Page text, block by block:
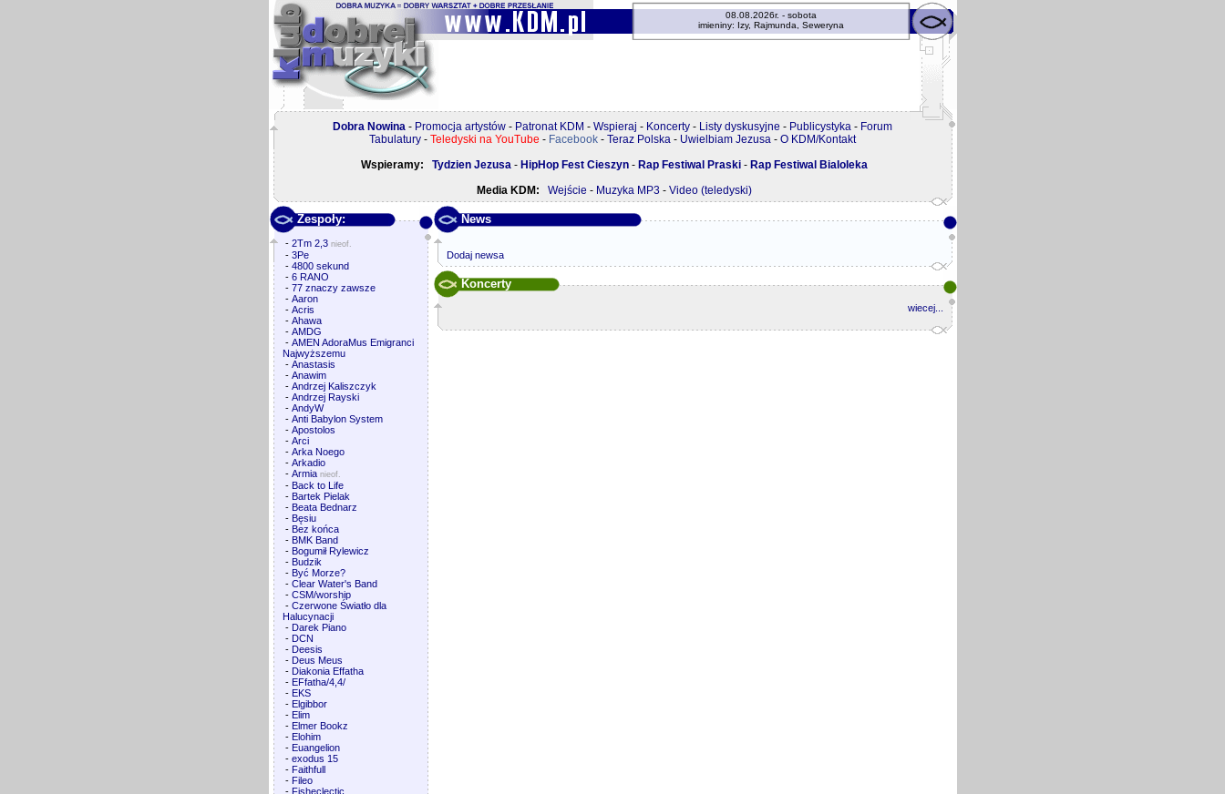
08.08.2026r. - sobota
imieniny: Izy, Rajmunda, Seweryna
Dobra Nowina - Promocja artystów - Patronat KDM - Wspieraj - Koncerty - Listy dyskusyjne - Publicystyka - Forum
Tabulatury - Teledyski na YouTube - Facebook - Teraz Polska - Uwielbiam Jezusa - O KDM/Kontakt
Wspieramy:
Tydzien Jezusa- HipHop Fest Cieszyn- Rap Festiwal Praski- Rap Festiwal Bialoleka
Media KDM:
Wejście - Muzyka MP3 - Video (teledyski)
Zespoły:
- 2Tm 2,3 nieof.
- 3Pe
- 4800 sekund
- 6 RANO
- 77 znaczy zawsze
- Aaron
- Acris
- Ahawa
- AMDG
- AMEN AdoraMus Emigranci
Najwyższemu
- Anastasis
- Anawim
- Andrzej Kaliszczyk
- Andrzej Rayski
- AndyW
- Anti Babylon System
- Apostolos
- Arci
- Arka Noego
- Arkadio
- Armia nieof.
- Back to Life
- Bartek Pielak
- Beata Bednarz
- Bęsiu
- Bez końca
- BMK Band
- Bogumił Rylewicz
- Budzik
- Być Morze?
- Clear Water's Band
- CSM/worship
- Czerwone Światło dla
Halucynacji
- Darek Piano
- DCN
- Deesis
- Deus Meus
- Diakonia Effatha
- EFfatha/4,4/
- EKS
- Elgibbor
- Elim
- Elmer Bookz
- Elohim
- Euangelion
- exodus 15
- Faithfull
- Fileo
- Fisheclectic
News
Dodaj newsa
Koncerty
wiecej...